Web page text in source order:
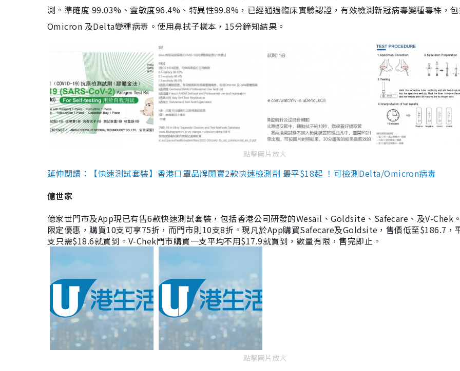
測。準確度 99.03%、靈敏度96.4%、特異性99.8%，已經通過臨床實驗認證，有效檢測新冠病毒變種毒株，
Omicron 及Delta變種病毒。使用鼻拭子樣本，15分鐘知結果。
點擊圖片放大
延伸閱讀：【快速測試套裝】香港口罩品牌開賣2款快速檢測劑 最平$18起 ！可檢測Delta/Omicron病毒
億世家
億家世門市及App現已有售6款快速測試套裝，包括香港公司研發的Wesail、Goldsite、Safecare、及V-Chek
限定優惠，購買10支可享75折，而門市則10支8折。現凡於App購買Safecare及Goldsite，售價低至$186.7，
支只需$18.6就買到。V-Chek門市購買一支平均不用$17.9就買到，數量有限，售完即止。
點擊圖片放大